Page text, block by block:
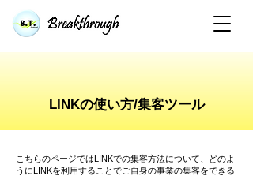
​LINKの使い方/集客ツール
​こちらのページではLINKでの集客方法について、どのよ
うにLINKを利用することでご自身の事業の集客をできる